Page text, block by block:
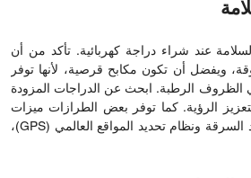
عند شراء دراجة كهربائية. تأكد من أن
ويفضل أن تكون مكابح قرصية، لأنها توفر
الرطبة. ابحث عن الدراجات المزودة
الرؤية. كما توفر بعض الطرازات ميزات
إضافية مثل أجهزة إنذار ضد السرقة ونظام تحديد المواقع العالمي (GPS)،